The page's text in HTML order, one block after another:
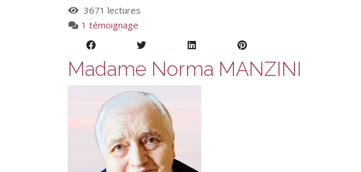
3671 lectures
1 témoignage
Madame Norma MANZINI